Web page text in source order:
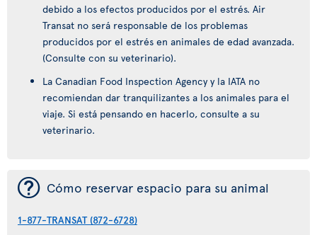
debido a los efectos producidos por el estrés. Air
Transat no será responsable de los problemas
producidos por el estrés en animales de edad avanzada.
(Consulte con su veterinario).
La Canadian Food Inspection Agency y la IATA no
recomiendan dar tranquilizantes a los animales para el
viaje. Si está pensando en hacerlo, consulte a su
veterinario.
¯ Cómo reservar espacio para su animal
1-877-TRANSAT (872-6728)